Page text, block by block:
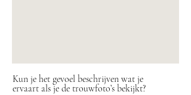
Kun je het gevoel beschrijven wat je
ervaart als je de trouwfoto’s bekijkt?